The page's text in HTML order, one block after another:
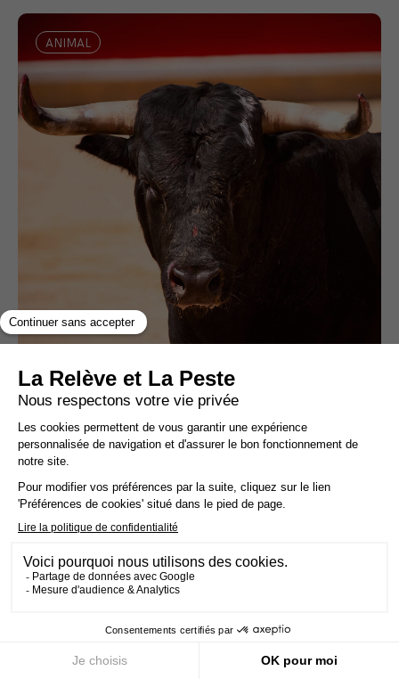
ANIMAL
« Ballons à la tête », blessures, long transport
: le spectacle de vachettes qui révolte
Pour vous informer librement, faites
partie de nos80 000
Deux emails par semaine.
Conçu pour vous éveiller et vous donner les clés